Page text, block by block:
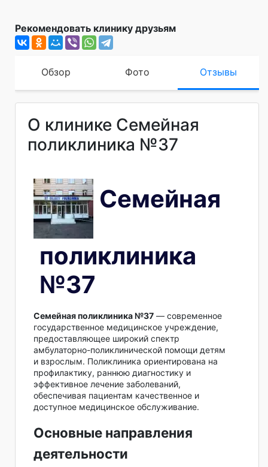
Рекомендовать клинику друзьям
Обзор Фото Отзывы
О клинике Семейная
поликлиника №37
Семейная
поликлиника
№37
Семейная поликлиника №37 — современное
государственное медицинское учреждение,
предоставляющее широкий спектр
амбулаторно-поликлинической помощи детям
и взрослым. Поликлиника ориентирована на
профилактику, раннюю диагностику и
эффективное лечение заболеваний,
обеспечивая пациентам качественное и
доступное медицинское обслуживание.
Основные направления
деятельности